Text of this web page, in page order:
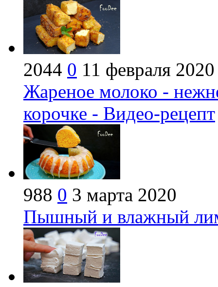
2044 0 11 февраля 2020
Жареное молоко -
корочке - Видео-рецепт
988 0 3 марта 2020
Пышный и влажный